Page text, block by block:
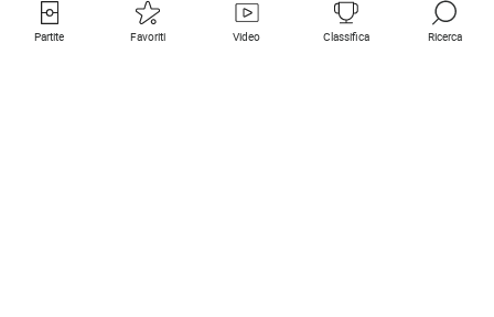
Partite Favoriti Video Classifica Ricerca